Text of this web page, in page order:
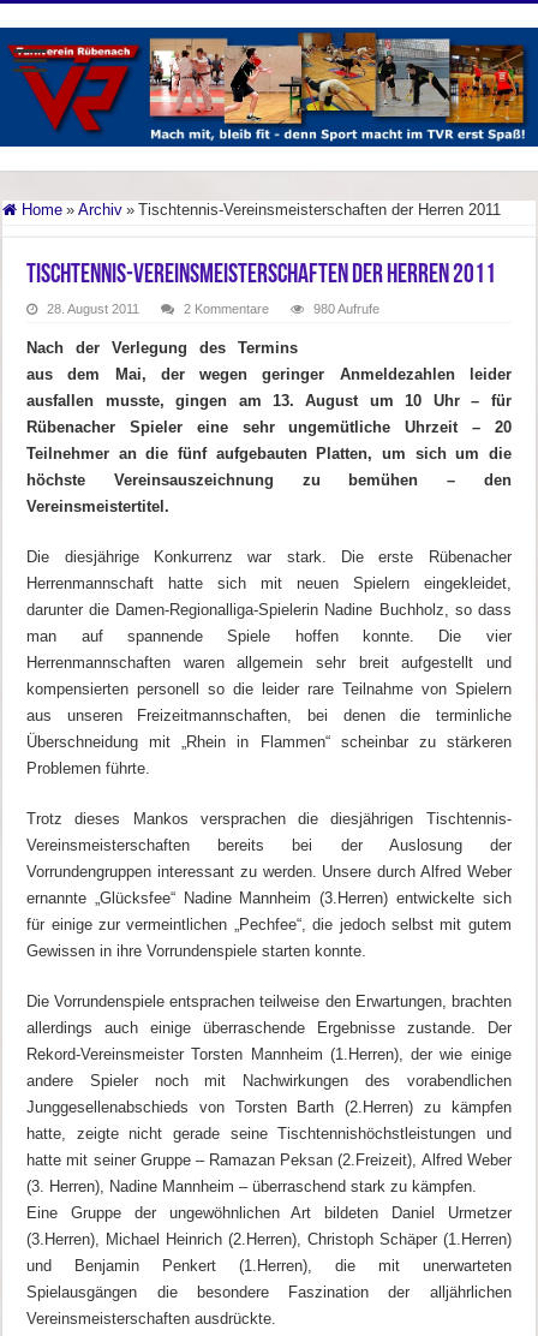
Home » Archiv » Tischtennis-Vereinsmeisterschaften der Herren 2011
Tischtennis-Vereinsmeisterschaften der Herren 2011
28. August 2011 2 Kommentare 980 Aufrufe
Nach der Verlegung des Termins
aus dem Mai, der wegen geringer Anmeldezahlen leider
ausfallen musste, gingen am 13. August um 10 Uhr – für
Rübenacher Spieler eine sehr ungemütliche Uhrzeit – 20
Teilnehmer an die fünf aufgebauten Platten, um sich um die
höchste Vereinsauszeichnung zu bemühen – den
Vereinsmeistertitel.
Die diesjährige Konkurrenz war stark. Die erste Rübenacher
Herrenmannschaft hatte sich mit neuen Spielern eingekleidet,
darunter die Damen-Regionalliga-Spielerin Nadine Buchholz, so dass
man auf spannende Spiele hoffen konnte. Die vier
Herrenmannschaften waren allgemein sehr breit aufgestellt und
kompensierten personell so die leider rare Teilnahme von Spielern
aus unseren Freizeitmannschaften, bei denen die terminliche
Überschneidung mit „Rhein in Flammen“ scheinbar zu stärkeren
Problemen führte.
Trotz dieses Mankos versprachen die diesjährigen Tischtennis-
Vereinsmeisterschaften bereits bei der Auslosung der
Vorrundengruppen interessant zu werden. Unsere durch Alfred Weber
ernannte „Glücksfee“ Nadine Mannheim (3.Herren) entwickelte sich
für einige zur vermeintlichen „Pechfee“, die jedoch selbst mit gutem
Gewissen in ihre Vorrundenspiele starten konnte.
Die Vorrundenspiele entsprachen teilweise den Erwartungen, brachten
allerdings auch einige überraschende Ergebnisse zustande. Der
Rekord-Vereinsmeister Torsten Mannheim (1.Herren), der wie einige
andere Spieler noch mit Nachwirkungen des vorabendlichen
Junggesellenabschieds von Torsten Barth (2.Herren) zu kämpfen
hatte, zeigte nicht gerade seine Tischtennishöchstleistungen und
hatte mit seiner Gruppe – Ramazan Peksan (2.Freizeit), Alfred Weber
(3. Herren), Nadine Mannheim – überraschend stark zu kämpfen.
Eine Gruppe der ungewöhnlichen Art bildeten Daniel Urmetzer
(3.Herren), Michael Heinrich (2.Herren), Christoph Schäper (1.Herren)
und Benjamin Penkert (1.Herren), die mit unerwarteten
Spielausgängen die besondere Faszination der alljährlichen
Vereinsmeisterschaften ausdrückte.